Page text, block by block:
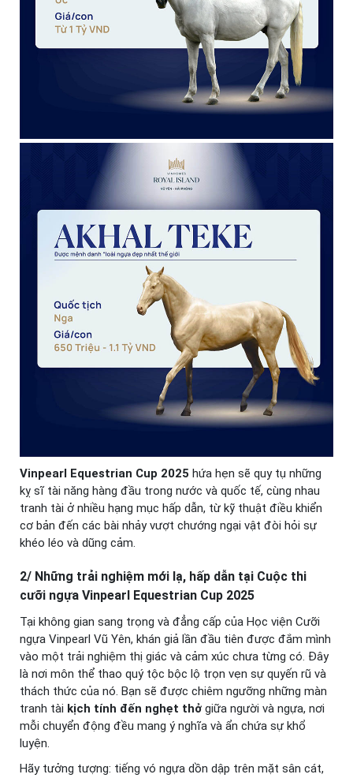
Vinpearl Equestrian Cup 2025 hứa hẹn sẽ quy tụ những
kỵ sĩ tài năng hàng đầu trong nước và quốc tế, cùng nhau
tranh tài ở nhiều hạng mục hấp dẫn, từ kỹ thuật điều khiển
cơ bản đến các bài nhảy vượt chướng ngại vật đòi hỏi sự
khéo léo và dũng cảm.
2/ Những trải nghiệm mới lạ, hấp dẫn tại Cuộc thi
cưỡi ngựa Vinpearl Equestrian Cup 2025
Tại không gian sang trọng và đẳng cấp của Học viện Cưỡi
ngựa Vinpearl Vũ Yên, khán giả lần đầu tiên được đắm mình
vào một trải nghiệm thị giác và cảm xúc chưa từng có. Đây
là nơi môn thể thao quý tộc bộc lộ trọn vẹn sự quyến rũ và
thách thức của nó. Bạn sẽ được chiêm ngưỡng những màn
tranh tài kịch tính đến nghẹt thở giữa người và ngựa, nơi
mỗi chuyển động đều mang ý nghĩa và ẩn chứa sự khổ
luyện.
Hãy tưởng tượng: tiếng vó ngựa dồn dập trên mặt sân cát,